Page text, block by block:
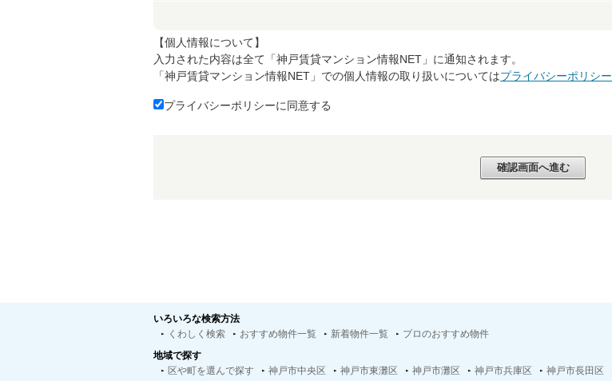
【個人情報について】
入力された内容は全て「神戸賃貸マンション情報NET」に通知されます。
「神戸賃貸マンション情報NET」での個人情報の取り扱いについてはプライバシーポリシー
プライバシーポリシーに同意する
いろいろな検索方法
くわしく検索
おすすめ物件一覧 新着物件一覧
プロのおすすめ物件
地域で探す
区や町を選んで探す
神戸市中央区 神戸市東灘区 神戸市灘区 神戸市兵庫区 神戸市長田区